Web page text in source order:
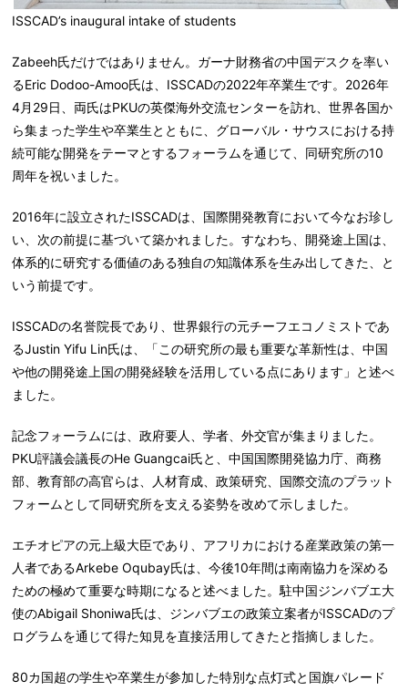
ISSCAD’s inaugural intake of students
Zabeeh氏だけではありません。ガーナ財務省の中国デスクを率い
るEric Dodoo-Amoo氏は、ISSCADの2022年卒業生です。2026年
4月29日、両氏はPKUの英傑海外交流センターを訪れ、世界各国か
ら集まった学生や卒業生とともに、グローバル・サウスにおける持
続可能な開発をテーマとするフォーラムを通じて、同研究所の10
周年を祝いました。
2016年に設立されたISSCADは、国際開発教育において今なお珍し
い、次の前提に基づいて築かれました。すなわち、開発途上国は、
体系的に研究する価値のある独自の知識体系を生み出してきた、と
いう前提です。
ISSCADの名誉院長であり、世界銀行の元チーフエコノミストであ
るJustin Yifu Lin氏は、「この研究所の最も重要な革新性は、中国
や他の開発途上国の開発経験を活用している点にあります」と述べ
ました。
記念フォーラムには、政府要人、学者、外交官が集まりました。
PKU評議会議長のHe Guangcai氏と、中国国際開発協力庁、商務
部、教育部の高官らは、人材育成、政策研究、国際交流のプラット
フォームとして同研究所を支える姿勢を改めて示しました。
エチオピアの元上級大臣であり、アフリカにおける産業政策の第一
人者であるArkebe Oqubay氏は、今後10年間は南南協力を深める
ための極めて重要な時期になると述べました。駐中国ジンバブエ大
使のAbigail Shoniwa氏は、ジンバブエの政策立案者がISSCADのプ
ログラムを通じて得た知見を直接活用してきたと指摘しました。
80カ国超の学生や卒業生が参加した特別な点灯式と国旗パレード